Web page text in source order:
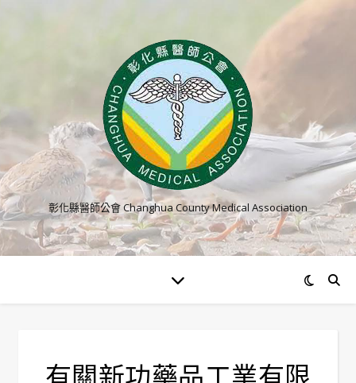
彰化縣醫師公會 Changhua County Medical Association
有關新功藥品工業有限